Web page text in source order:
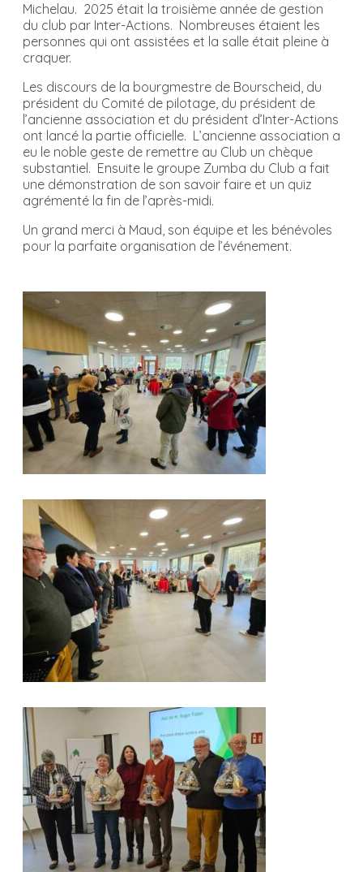
Michelau. 2025 était la troisième année de gestion
du club par Inter-Actions. Nombreuses étaient les
personnes qui ont assistées et la salle était pleine à
craquer.
Les discours de la bourgmestre de Bourscheid, du
président du Comité de pilotage, du président de
l’ancienne association et du président d’Inter-Actions
ont lancé la partie officielle. L’ancienne association a
eu le noble geste de remettre au Club un chèque
substantiel. Ensuite le groupe Zumba du Club a fait
une démonstration de son savoir faire et un quiz
agrémenté la fin de l’après-midi.
Un grand merci à Maud, son équipe et les bénévoles
pour la parfaite organisation de l’événement.